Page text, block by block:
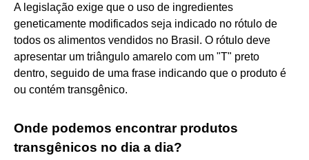
A legislação exige que o uso de ingredientes
geneticamente modificados seja indicado no rótulo de
todos os alimentos vendidos no Brasil. O rótulo deve
apresentar um triângulo amarelo com um "T" preto
dentro, seguido de uma frase indicando que o produto é
ou contém transgênico.
Onde podemos encontrar produtos
transgênicos no dia a dia?